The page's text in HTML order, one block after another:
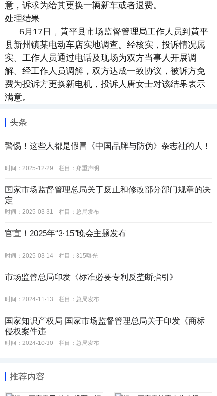
意，诉求为给其更换一辆新车或者退费。
处理结果
6月17日，黄平县市场监督管理局工作人员到黄平
县新州镇某电动车店实地调查。经核实，投诉情况属
实。工作人员通过电话及现场为双方当事人开展调
解。经工作人员调解，双方达成一致协议，被诉方免
费为投诉方更换新电机，投诉人唐女士对该结果表示
满意。
头条
警惕！这些人都是假冒《中国品牌与防伪》杂志社的人！
时间：2025-12-29 栏目： 郑重声明
国家市场监督管理总局关于废止和修改部分部门规章的决
定
时间：2025-03-31 栏目： 总局发布
官宣！2025年“3·15”晚会主题发布
时间：2025-03-14 栏目： 315曝光
市场监管总局印发《标准必要专利反垄断指引》
时间：2024-11-13 栏目： 总局发布
国家知识产权局 国家市场监督管理总局关于印发《商标
侵权案件违
时间：2024-10-30 栏目： 总局发布
推荐内容